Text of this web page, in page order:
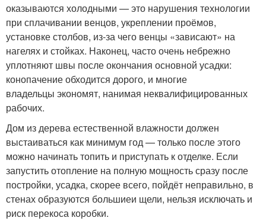
оказываются холодными — это нарушения технологии
при сплачивании венцов, укреплении проёмов,
установке столбов, из-за чего венцы «зависают» на
нагелях и стойках. Наконец, часто очень небрежно
уплотняют швы после окончания основной усадки:
конопачение обходится дорого, и многие
владельцы экономят, нанимая неквалифицированных
рабочих.
Дом из дерева естественной влажности должен
выстаиваться как минимум год — только после этого
можно начинать топить и приступать к отделке. Если
запустить отопление на полную мощность сразу после
постройки, усадка, скорее всего, пойдёт неправильно, в
стенах образуются большиеи щели, нельзя исключать и
риск перекоса коробки.